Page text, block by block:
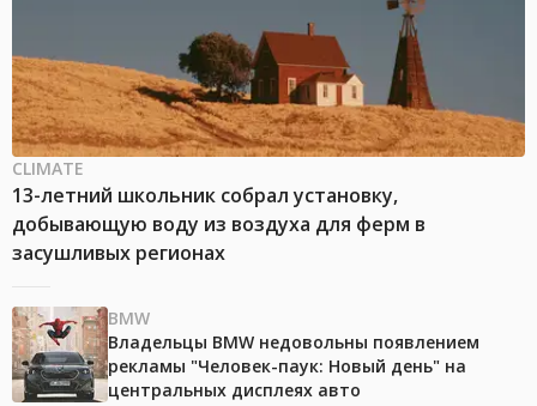
CLIMATE
13-летний школьник собрал установку,
добывающую воду из воздуха для ферм в
засушливых регионах
BMW
Владельцы BMW недовольны появлением
рекламы "Человек-паук: Новый день" на
центральных дисплеях авто